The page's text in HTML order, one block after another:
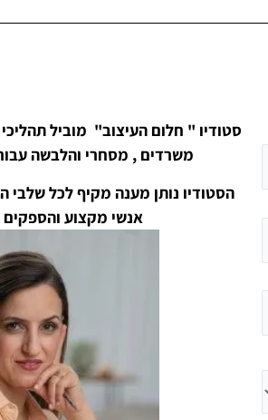
סטודיו " חלום העיצוב" מוביל תהליכי
משרדים , מסחרי והלבשה
הסטודיו נותן מענה מקיף לכל
אנשי מקצוע